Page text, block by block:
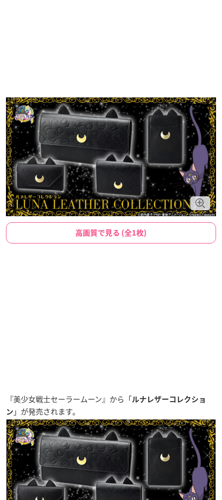
高画質で見る (全1枚)
『美少女戦士セーラームーン』から「ルナレザーコレクショ
ン 」が発売されます。